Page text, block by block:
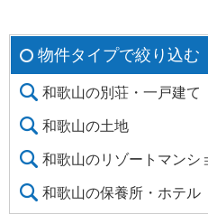
物件タイプで絞り込む
和歌山の別荘・一戸建て
和歌山の土地
和歌山のリゾートマンシ
和歌山の保養所・ホテル